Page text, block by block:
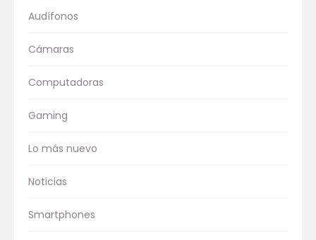
Audífonos
Cámaras
Computadoras
Gaming
Lo más nuevo
Noticias
Smartphones